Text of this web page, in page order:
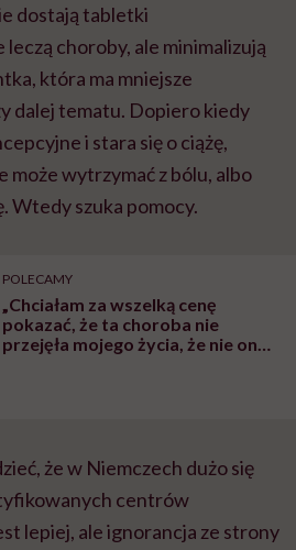
dostają tabletki
choroby, ale minimalizują
która ma mniejsze
dalej tematu. Dopiero kiedy
i stara się o ciążę,
może wytrzymać z bólu, albo
Wtedy szuka pomocy.
POLECAMY
„Chciałam za wszelką cenę
pokazać, że ta choroba nie
przejęła mojego życia, że nie ona
że w Niemczech dużo się
centrów
lepiej, ale ignorancja ze strony